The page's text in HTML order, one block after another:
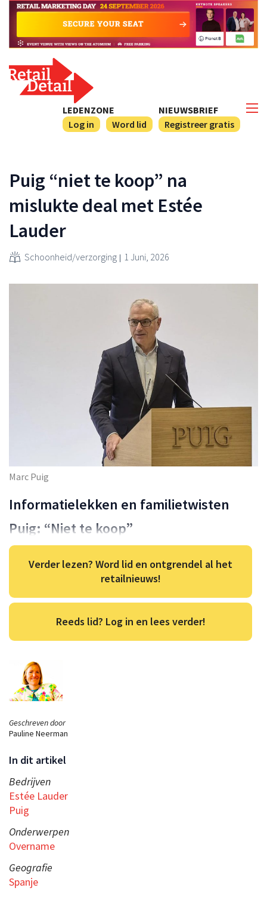
NIEUWSBRIEF
Registreer gratis
LEDENZONE
Log in
Word lid
Geschreven door
Pauline Neerman
In dit artikel
Bedrijven
Estée Lauder
Puig
Onderwerpen
Overname
Geografie
Spanje
Puig “niet te koop” na
mislukte deal met Estée
Lauder
Schoonheid/verzorging 1 Juni, 2026
Marc Puig
Informatielekken en familietwisten
Puig: “Niet te koop”
Verder lezen? Word lid en ontgrendel al het
retailnieuws!
Reeds lid? Log in en lees verder!